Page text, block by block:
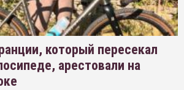
который пересекал
арестовали на